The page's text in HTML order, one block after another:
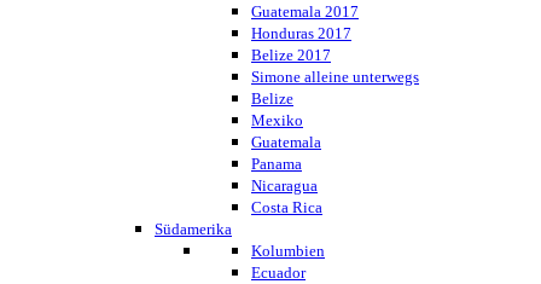
Guatemala 2017
Honduras 2017
Belize 2017
Simone alleine unterwegs
Belize
Mexiko
Guatemala
Panama
Nicaragua
Costa Rica
Südamerika
Kolumbien
Ecuador